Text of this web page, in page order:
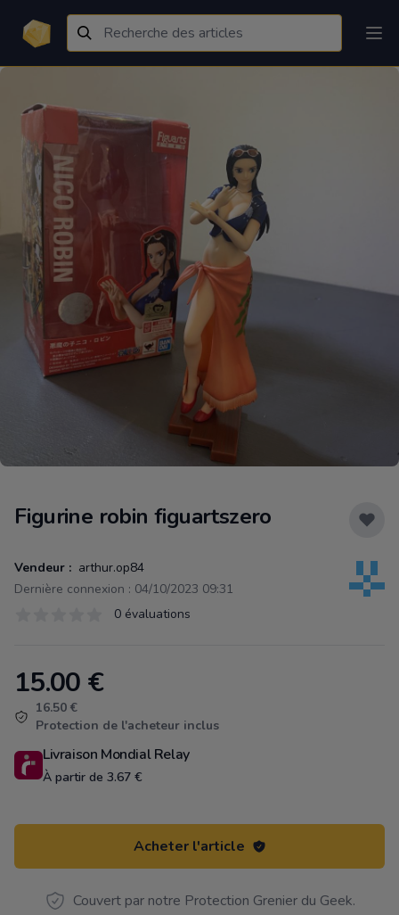
Figurine robin figuartszero
Vendeur : arthur.op84
Dernière connexion : 04/10/2023 09:31
0 évaluations
Product information
15.00 €
16.50 €
Protection de l'acheteur inclus
Livraison Mondial Relay
À partir de 3.67 €
Acheter l'article
Couvert par notre Protection Grenier du Geek.